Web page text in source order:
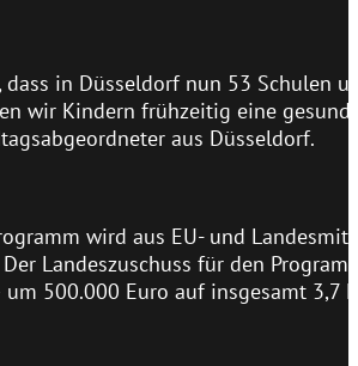
dass in Düsseldorf nun 53 Schulen
wir Kindern frühzeitig eine
aus Düsseldorf.
wird aus EU- und
Landeszuschuss für den
um 500.000 Euro auf insgesamt 3,7